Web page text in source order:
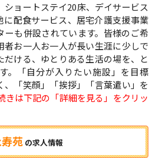
ョートステイ20床、デイサービス
に配食サービス、居宅介護支援事業
ーも併設されています。皆様のご希
者お一人お一人が長い生涯に少しで
だける、ゆとりある生活の場を、と
。「自分が入りたい施設」を目標
、「笑顔」「挨拶」「言葉遣い」を
きは下記の「詳細を見る」をクリッ
苑 の求人情報